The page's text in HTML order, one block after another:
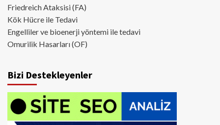
Friedreich Ataksisi (FA)
Kök Hücre ile Tedavi
Engelliler ve bioenerji yöntemi ile tedavi
Omurilik Hasarları (OF)
Bizi Destekleyenler